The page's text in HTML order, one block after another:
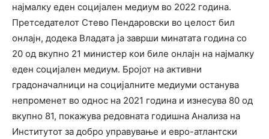
најмалку еден социјален медиум во 2022 година.
Претседателот Стево Пендаровски во целост бил
онлајн, додека Владата ја заврши минатата година со
20 од вкупно 21 министер кои биле онлајн на најмалку
еден социјален медиум. Бројот на активни
градоначалници на социјалните медиуми останува
непроменет во однос на 2021 година и изнесува 80 од
вкупно 81, покажува редовната годишна Анализа на
Институтот за добро управување и евро-атлантски